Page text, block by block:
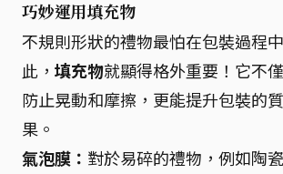
巧妙運用填充物
不規則形狀的禮物最怕在包裝過程
此， 填充物就顯得格外重要！它不
防止晃動和摩擦，更能提升包裝的
果。
氣泡膜： 對於易碎的禮物，例如陶